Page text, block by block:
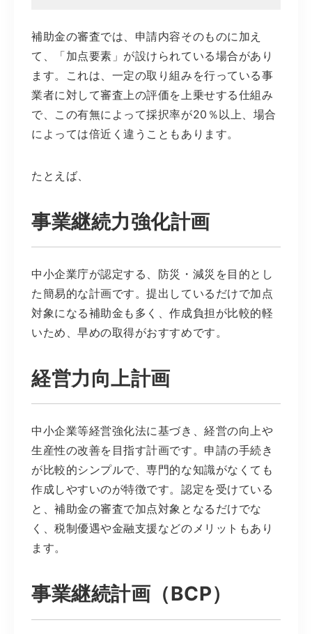
補助金の審査では、申請内容そのものに加え
て、「加点要素」が設けられている場合があり
ます。これは、一定の取り組みを行っている事
業者に対して審査上の評価を上乗せする仕組み
で、この有無によって採択率が20％以上、場合
によっては倍近く違うこともあります。
たとえば、
事業継続力強化計画
中小企業庁が認定する、防災・減災を目的とし
た簡易的な計画です。提出しているだけで加点
対象になる補助金も多く、作成負担が比較的軽
いため、早めの取得がおすすめです。
経営力向上計画
中小企業等経営強化法に基づき、経営の向上や
生産性の改善を目指す計画です。申請の手続き
が比較的シンプルで、専門的な知識がなくても
作成しやすいのが特徴です。認定を受けている
と、補助金の審査で加点対象となるだけでな
く、税制優遇や金融支援などのメリットもあり
ます。
事業継続計画（BCP）